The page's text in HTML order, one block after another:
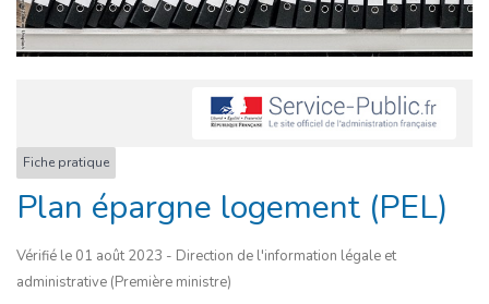
Fiche pratique
Plan épargne logement (PEL)
Vérifié le 01 août 2023 - Direction de l'information légale et
administrative (Première ministre)